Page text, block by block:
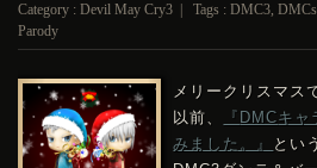
Category :Devil May Cry3 | Tags :DMC3,
Parody
メリークリスマス
以前、
『 DMCキャ
みました。』
とい